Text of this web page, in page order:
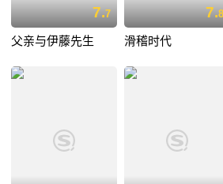
7.7
父亲与伊藤先生
7.8
滑稽时代